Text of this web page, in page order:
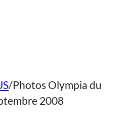
/Photos Olympia du
2008